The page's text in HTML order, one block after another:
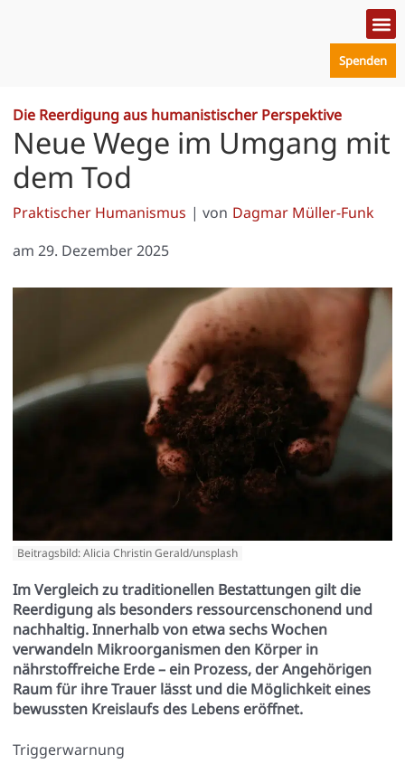
Spenden
Die Reerdigung aus humanistischer Perspektive
Neue Wege im Umgang mit
dem Tod
Praktischer Humanismus | von Dagmar Müller-Funk
am 29. Dezember 2025
Beitragsbild: Alicia Christin Gerald/unsplash
Im Vergleich zu traditionellen Bestattungen gilt die
Reerdigung als besonders ressourcenschonend und
nachhaltig. Innerhalb von etwa sechs Wochen
verwandeln Mikroorganismen den Körper in
nährstoffreiche Erde – ein Prozess, der Angehörigen
Raum für ihre Trauer lässt und die Möglichkeit eines
bewussten Kreislaufs des Lebens eröffnet.
Trig­ger­war­nung